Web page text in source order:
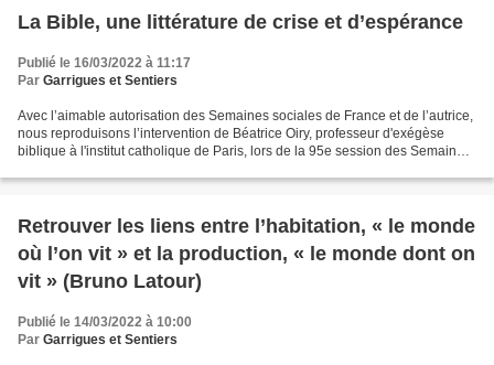
La Bible, une littérature de crise et d’espérance
Publié le 16/03/2022 à 11:17
Par Garrigues et Sentiers
Avec l’aimable autorisation des Semaines sociales de France et de l’autrice,
nous reproduisons l’intervention de Béatrice Oiry, professeur d'exégèse
biblique à l'institut catholique de Paris, lors de la 95e session des Semaines
Retrouver les liens entre l’habitation, « le monde
où l’on vit » et la production, « le monde dont on
vit » (Bruno Latour)
Publié le 14/03/2022 à 10:00
Par Garrigues et Sentiers